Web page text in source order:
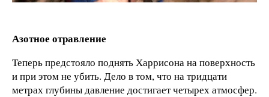
Азотное отравление
Теперь предстояло поднять Харрисона на поверхность
и при этом не убить. Дело в том, что на тридцати
метрах глубины давление достигает четырех атмосфер.